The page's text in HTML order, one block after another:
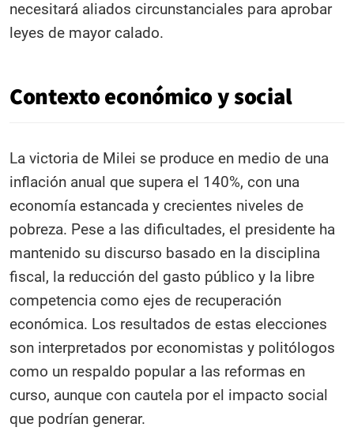
necesitará aliados circunstanciales para aprobar
leyes de mayor calado.
Contexto económico y social
La victoria de Milei se produce en medio de una
inflación anual que supera el 140%, con una
economía estancada y crecientes niveles de
pobreza. Pese a las dificultades, el presidente ha
mantenido su discurso basado en la disciplina
fiscal, la reducción del gasto público y la libre
competencia como ejes de recuperación
económica. Los resultados de estas elecciones
son interpretados por economistas y politólogos
como un respaldo popular a las reformas en
curso, aunque con cautela por el impacto social
que podrían generar.